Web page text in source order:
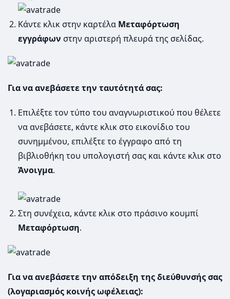
Κάντε κλικ στην καρτέλα Μεταφόρτωση
εγγράφων στην αριστερή πλευρά της σελίδας.
Για να ανεβάσετε την ταυτότητά σας:
Επιλέξτε τον τύπο του αναγνωριστικού που θέλετε
να ανεβάσετε, κάντε κλικ στο εικονίδιο του
συνημμένου, επιλέξτε το έγγραφο από τη
βιβλιοθήκη του υπολογιστή σας και κάντε κλικ στο
Άνοιγμα.
Στη συνέχεια, κάντε κλικ στο πράσινο κουμπί
Μεταφόρτωση.
Για να ανεβάσετε την απόδειξη της διεύθυνσής σας
(λογαριασμός κοινής ωφέλειας):